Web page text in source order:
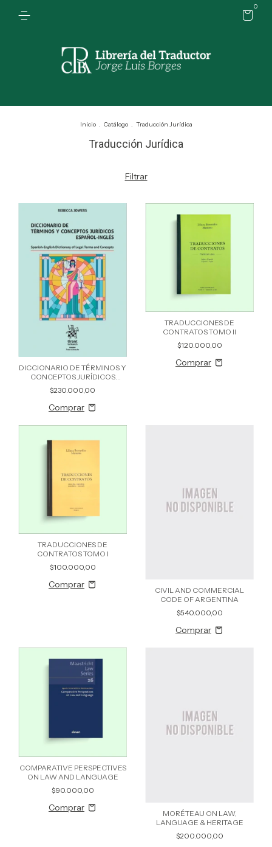
0
Inicio . Catálogo . Traducción Jurídica
Traducción Jurídica
Filtrar
DICCIONARIO DE TÉRMINOS Y
CONCEPTOS JURÍDICOS
ESPAÑOL-INGLÉS
$230.000,00
TRADUCCIONES DE
CONTRATOS TOMO II
$120.000,00
TRADUCCIONES DE
CONTRATOS TOMO I
$100.000,00
CIVIL AND COMMERCIAL
CODE OF ARGENTINA
$540.000,00
COMPARATIVE PERSPECTIVES
ON LAW AND LANGUAGE
$90.000,00
MORÉTEAU ON LAW,
LANGUAGE & HERITAGE
$200.000,00